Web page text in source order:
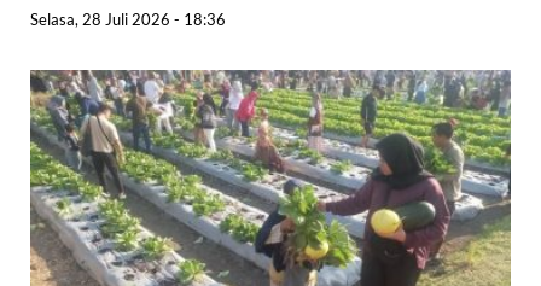
Selasa, 28 Juli 2026 - 18:36